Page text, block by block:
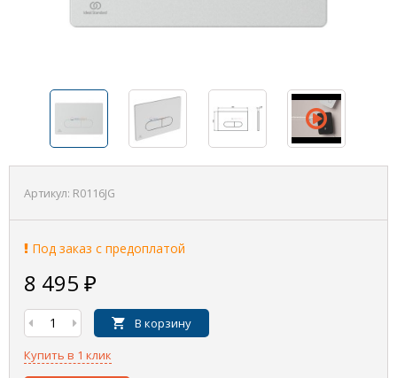
Артикул: R0116JG
Под заказ с предоплатой
8 495 ₽
В корзину
Купить в 1 клик